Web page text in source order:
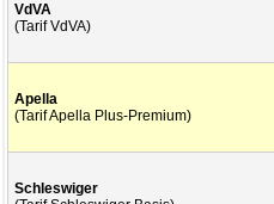
VdVA
(Tarif VdVA)
Apella
(Tarif Apella Plus-Premium)
Schleswiger